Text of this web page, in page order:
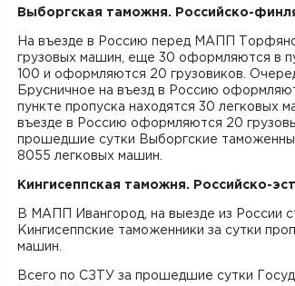
Выборгская таможня. Российско-
На въезде в Россию перед МАПП
грузовых машин, еще 30 оформляются в
100 и оформляются 20 грузовиков.
Брусничное на въезд в Россию
пункте пропуска находятся 30 легковых
въезде в Россию оформляются 20
прошедшие сутки Выборгские
8055 легковых машин.
Кингисеппская таможня. Российско-
В МАПП Ивангород, на выезде из России
Кингисеппские таможенники за сутки
машин.
Всего по СЗТУ за прошедшие сутки